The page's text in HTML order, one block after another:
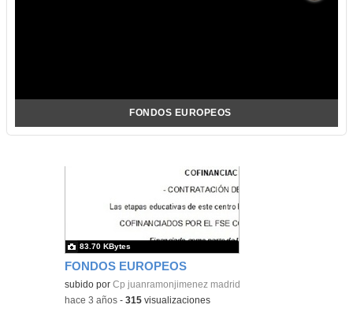
FONDOS EUROPEOS
FONDOS EUROPEOS
subido porCp juanramonjimenez madrid
83.70 KBytes
-hace 3 años -315 visualizaciones